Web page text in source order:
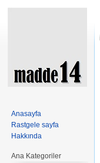
Anasayfa
Rastgele sayfa
Hakkında
Ana Kategoriler